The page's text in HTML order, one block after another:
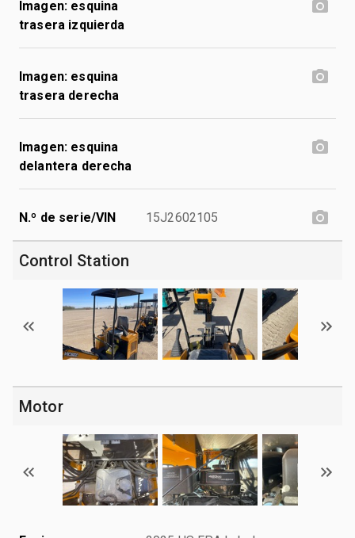
Imagen: esquina
trasera izquierda
Imagen: esquina
trasera derecha
Imagen: esquina
delantera derecha
N.º de serie/VIN 15J2602105
Control Station
Motor